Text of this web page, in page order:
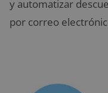
y automatizar
por correo